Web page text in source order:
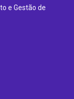
e Gestão de